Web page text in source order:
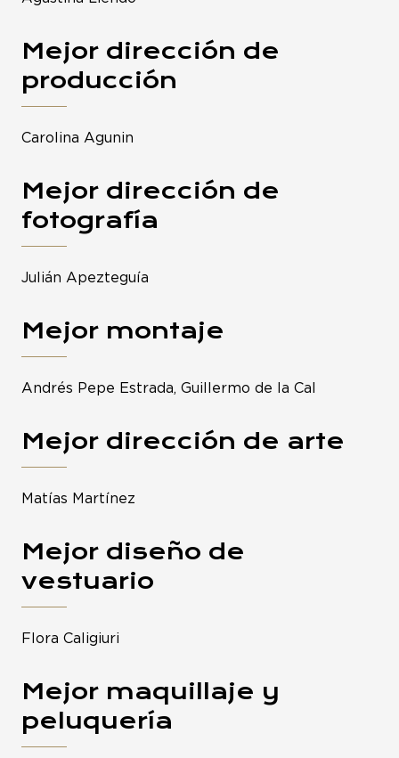
Mejor dirección de
producción
Carolina Agunin
Mejor dirección de
fotografía
Julián Apezteguía
Mejor montaje
Andrés Pepe Estrada, Guillermo de la Cal
Mejor dirección de arte
Matías Martínez
Mejor diseño de
vestuario
Flora Caligiuri
Mejor maquillaje y
peluquería